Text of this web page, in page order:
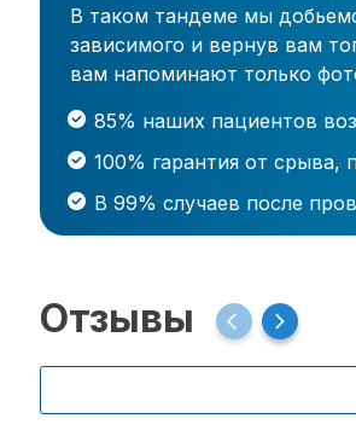
В таком тандеме мы
зависимого и вернув вам
вам напоминают только
85% наших пациентов
100% гарантия от
В 99% случаев после
Отзывы